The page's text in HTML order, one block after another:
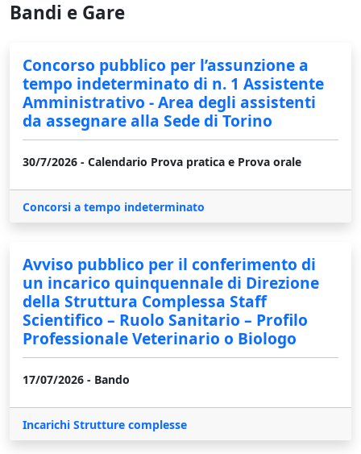
Bandi e Gare
Concorso pubblico per l’assunzione a
tempo indeterminato di n. 1 Assistente
Amministrativo - Area degli assistenti
da assegnare alla Sede di Torino
30/7/2026 - Calendario Prova pratica e Prova orale
Concorsi a tempo indeterminato
Avviso pubblico per il conferimento di
un incarico quinquennale di Direzione
della Struttura Complessa Staff
Scientifico – Ruolo Sanitario – Profilo
Professionale Veterinario o Biologo
17/07/2026 - Bando
Incarichi Strutture complesse